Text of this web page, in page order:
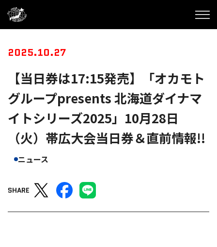
2025.10.27
【当日券は17:15発売】「オカモト
グループpresents 北海道ダイナマ
イトシリーズ2025」10月28日
（火）帯広大会当日券＆直前情報!!
ニュース
SHARE